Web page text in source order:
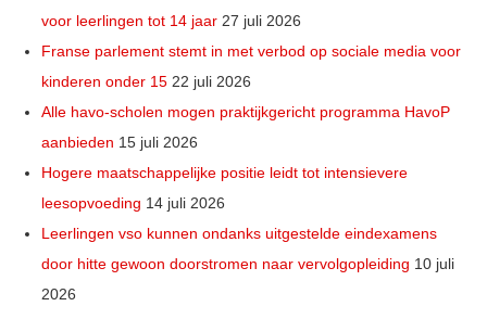
voor leerlingen tot 14 jaar 27 juli 2026
Franse parlement stemt in met verbod op sociale media voor
kinderen onder 15 22 juli 2026
Alle havo-scholen mogen praktijkgericht programma HavoP
aanbieden 15 juli 2026
Hogere maatschappelijke positie leidt tot intensievere
leesopvoeding 14 juli 2026
Leerlingen vso kunnen ondanks uitgestelde eindexamens
door hitte gewoon doorstromen naar vervolgopleiding 10 juli
2026